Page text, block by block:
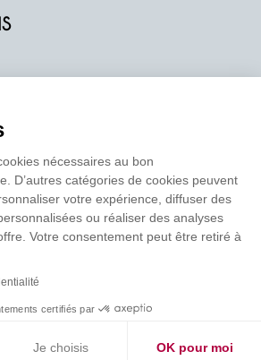
propose ses services dédiés aux
nécessaires au bon
D’autres catégories de cookies peuvent
votre expérience, diffuser des
ou réaliser des analyses
Votre consentement peut être retiré à
certifiés par
Je choisis OK pour moi